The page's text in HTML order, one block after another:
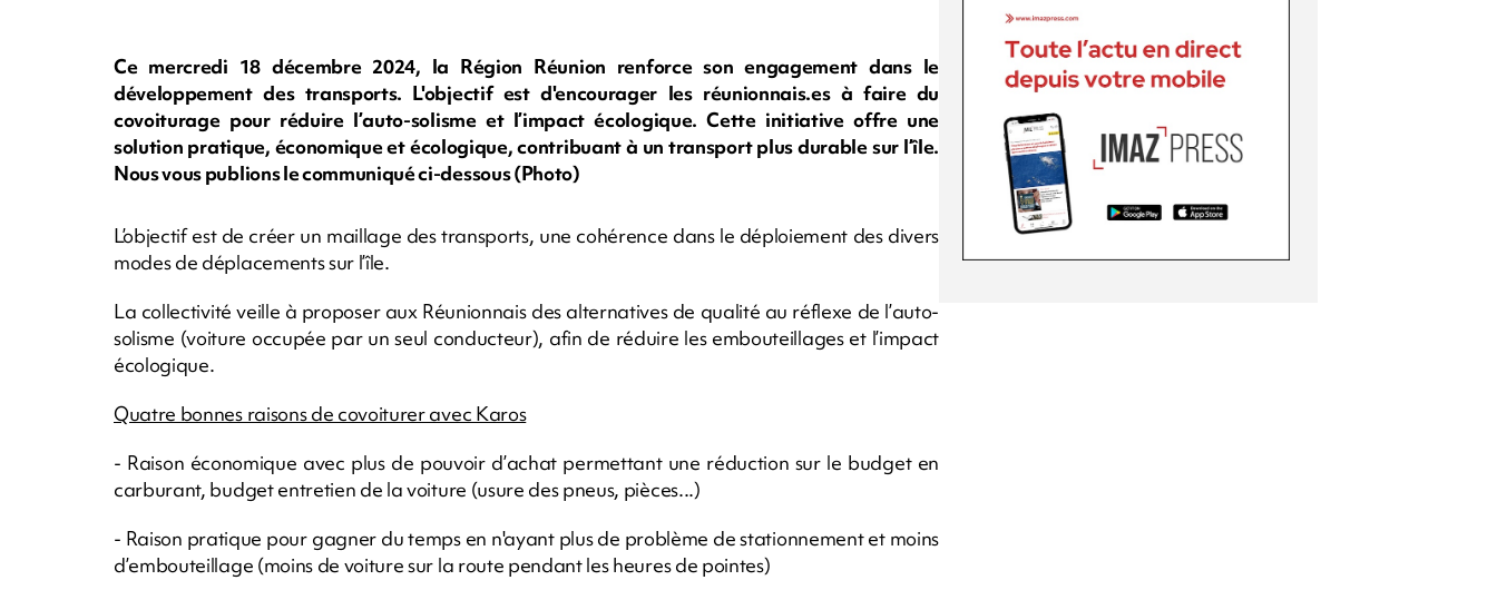
Ce mercredi 18 décembre 2024, la Région Réunion renforce son engagement dans le
développement des transports. L'objectif est d'encourager les réunionnais.es à faire du
covoiturage pour réduire l’auto-solisme et l’impact écologique. Cette initiative offre une
solution pratique, économique et écologique, contribuant à un transport plus durable sur l’île.
Nous vous publions le communiqué ci-dessous (Photo)
L’objectif est de créer un maillage des transports, une cohérence dans le déploiement des divers
modes de déplacements sur l’île.
La collectivité veille à proposer aux Réunionnais des alternatives de qualité au réflexe de l’auto-
solisme (voiture occupée par un seul conducteur), afin de réduire les embouteillages et l’impact
écologique.
Quatre bonnes raisons de covoiturer avec Karos
- Raison économique avec plus de pouvoir d’achat permettant une réduction sur le budget en
carburant, budget entretien de la voiture (usure des pneus, pièces...)
- Raison pratique pour gagner du temps en n'ayant plus de problème de stationnement et moins
d’embouteillage (moins de voiture sur la route pendant les heures de pointes)